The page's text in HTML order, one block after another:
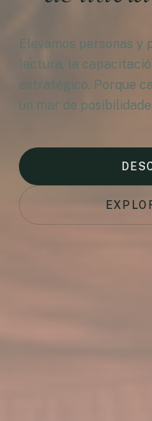
Elevamos personas y
lectura, la
estratégico. Porque
un mar de